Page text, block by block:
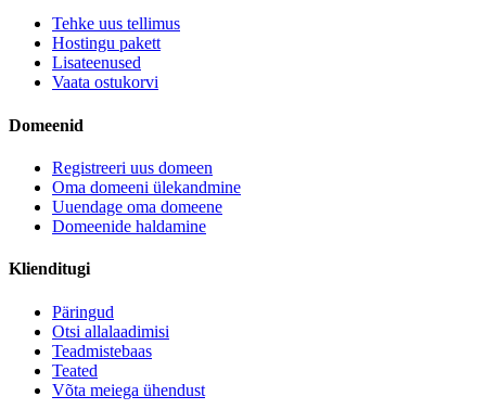
Tehke uus tellimus
Hostingu pakett
Lisateenused
Vaata ostukorvi
Domeenid
Registreeri uus domeen
Oma domeeni ülekandmine
Uuendage oma domeene
Domeenide haldamine
Klienditugi
Päringud
Otsi allalaadimisi
Teadmistebaas
Teated
Võta meiega ühendust